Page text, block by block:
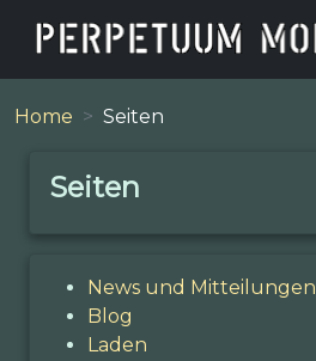
Home Seiten
Seiten
News und Mitteilungen
Blog
Laden